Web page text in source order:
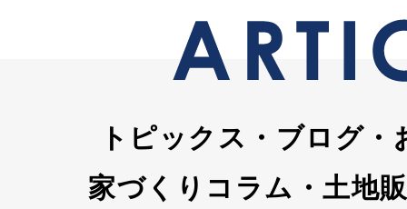
トピックス・ブログ・
家づくりコラム・土地